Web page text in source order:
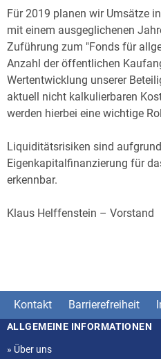
Für 2019 planen wir Umsätze
mit einem ausgeglichenen
Zuführung zum "Fonds für
Anzahl der öffentlichen
Wertentwicklung unserer
aktuell nicht kalkulierbaren
werden hierbei eine wichtige
Liquiditätsrisiken sind
Eigenkapitalfinanzierung für
erkennbar.
Klaus Helffenstein – Vorstand
Kontakt Barrierefreiheit
Seitenstruktur
ALLGEMEINE INFORMATIONEN
» Über uns